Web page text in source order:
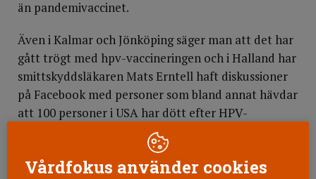
än pandemivaccinet.
Även i Kalmar och Jönköping säger man att det har
gått trögt med hpv-vaccineringen och i Halland har
smittskyddsläkaren Mats Erntell haft diskussioner
på Facebook med personer som bland annat hävdar
att 100 personer i USA har dött efter HPV-
Inget orsakssamband
Vårdfokus använder cookies